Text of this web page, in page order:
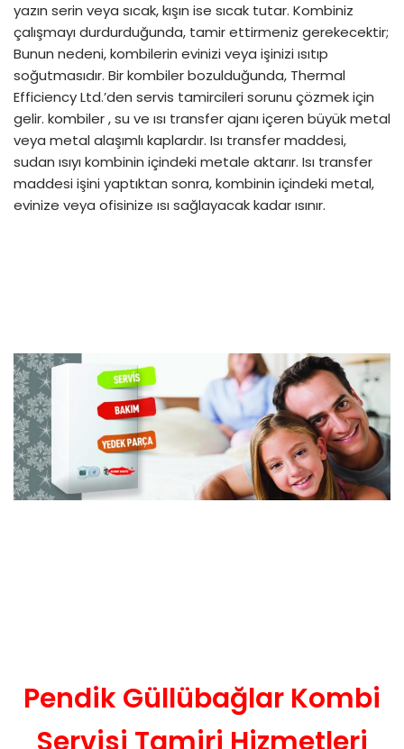
yazın serin veya sıcak, kışın ise sıcak tutar. Kombiniz
çalışmayı durdurduğunda, tamir ettirmeniz gerekecektir;
Bunun nedeni, kombilerin evinizi veya işinizi ısıtıp
soğutmasıdır. Bir kombiler bozulduğunda, Thermal
Efficiency Ltd.’den servis tamircileri sorunu çözmek için
gelir. kombiler , su ve ısı transfer ajanı içeren büyük metal
veya metal alaşımlı kaplardır. Isı transfer maddesi,
sudan ısıyı kombinin içindeki metale aktarır. Isı transfer
maddesi işini yaptıktan sonra, kombinin içindeki metal,
evinize veya ofisinize ısı sağlayacak kadar ısınır.
Pendik Güllübağlar Kombi
Servisi Tamiri Hizmetleri